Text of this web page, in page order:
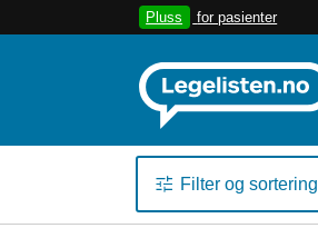
Pluss for pasienter
Filter og sortering